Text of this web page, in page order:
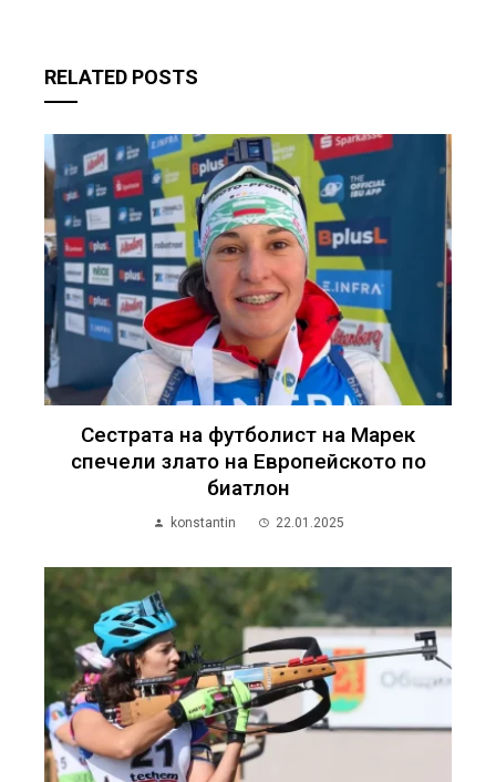
RELATED POSTS
Сестрата на футболист на Марек
спечели злато на Европейското по
биатлон
konstantin 22.01.2025